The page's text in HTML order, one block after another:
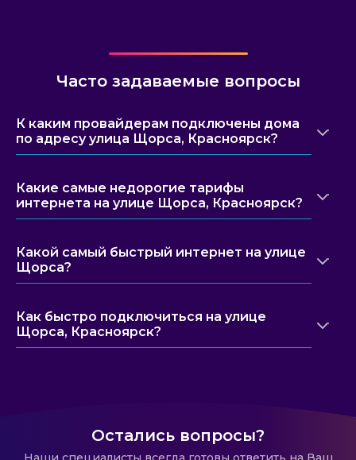
Часто задаваемые вопросы
К каким провайдерам подключены дома
по адресу улица Щорса, Красноярск?
Какие самые недорогие тарифы
интернета на улице Щорса, Красноярск?
Какой самый быстрый интернет на улице
Щорса?
Как быстро подключиться на улице
Щорса, Красноярск?
Остались вопросы?